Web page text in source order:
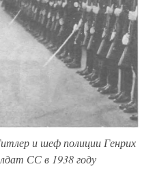
и шеф полиции Генрих
СС в 1938 году